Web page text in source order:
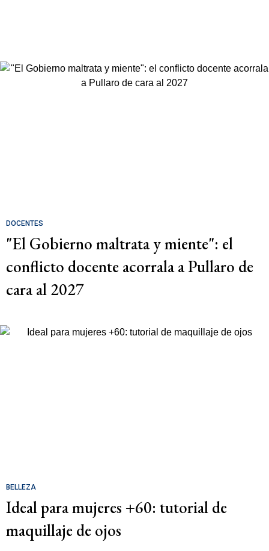
DOCENTES
"El Gobierno maltrata y miente": el
conflicto docente acorrala a Pullaro de
cara al 2027
BELLEZA
Ideal para mujeres +60: tutorial de
maquillaje de ojos